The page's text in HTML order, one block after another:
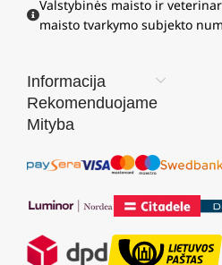
Valstybinės maisto ir
maisto tvarkymo subjekto
Informacija
Rekomenduojame
Mityba